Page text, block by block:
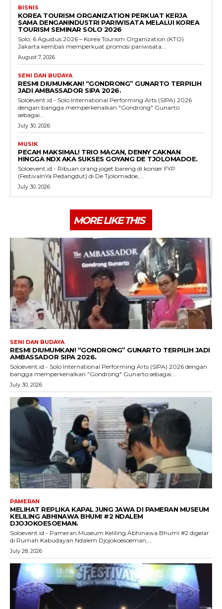
BISNIS
KOREA TOURISM ORGANIZATION PERKUAT KERJA
SAMA DENGANINDUSTRI PARIWISATA MELALUI KOREA
TOURISM SEMINAR SOLO 2026
Solo, 6 Agustus 2026 – Korea Tourism Organization (KTO)
Jakarta kembali memperkuat promosi pariwisata...
August 7, 2026
SENI DAN BUDAYA
RESMI DIUMUMKAN! “GONDRONG” GUNARTO TERPILIH
JADI AMBASSADOR SIPA 2026.
Soloevent.id - Solo International Performing Arts (SIPA) 2026
dengan bangga memperkenalkan "Gondrong" Gunarto
sebagai...
July 30, 2026
MUSIK
PECAH MAKSIMAL! TRIO MACAN, DENNY CAKNAN
HINGGA NDX AKA SUKSES GOYANG DE TJOLOMADOE.
Soloevent.id - Ribuan orang joget bareng di konser FYP
(FestivalnYa Pedangdut) di De Tjolomadoe,...
July 30, 2026
MORE LIKE THIS
SENI DAN BUDAYA
RESMI DIUMUMKAN! “GONDRONG” GUNARTO TERPILIH JADI
AMBASSADOR SIPA 2026.
Soloevent.id - Solo International Performing Arts (SIPA) 2026 dengan
bangga memperkenalkan "Gondrong" Gunarto sebagai...
July 30, 2026
PAMERAN
MELIHAT REPLIKA KAPAL JUNG JAWA DI PAMERAN MUSEUM
KELILING ABHINAWA BHUMI #2 NDALEM
DJOJOKOESOEMAN.
Soloevent.id - Pameran Museum Keliling Abhinawa Bhumi #2 digelar
di Rumah Kabudayan Ndalem Djojokoesoeman,...
July 28, 2026